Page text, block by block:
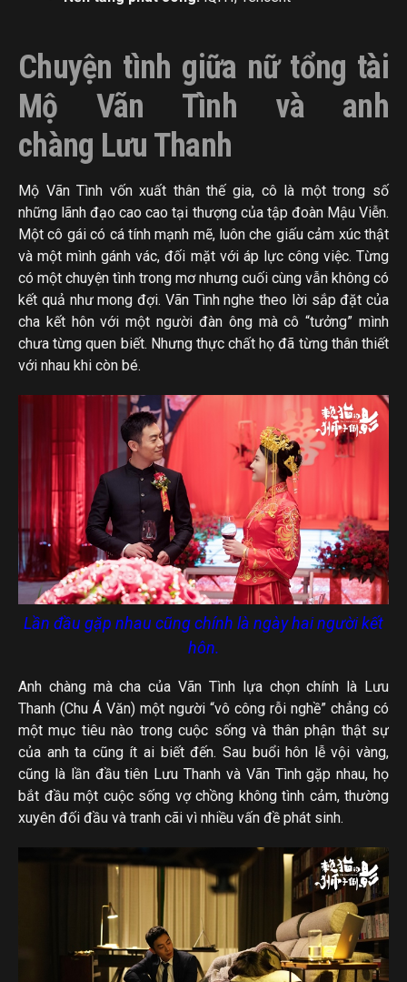
Chuyện tình giữa nữ tổng tài
Mộ Vãn Tình và anh
chàng Lưu Thanh
Mộ Vãn Tình vốn xuất thân thế gia, cô là một trong số
những lãnh đạo cao cao tại thượng của tập đoàn Mậu Viễn.
Một cô gái có cá tính mạnh mẽ, luôn che giấu cảm xúc thật
và một mình gánh vác, đối mặt với áp lực công việc. Từng
có một chuyện tình trong mơ nhưng cuối cùng vẫn không có
kết quả như mong đợi. Vãn Tình nghe theo lời sắp đặt của
cha kết hôn với một người đàn ông mà cô “tưởng” mình
chưa từng quen biết. Nhưng thực chất họ đã từng thân thiết
với nhau khi còn bé.
Lần đầu gặp nhau cũng chính là ngày hai người kết
hôn.
Anh chàng mà cha của Vãn Tình lựa chọn chính là Lưu
Thanh (Chu Á Văn) một người “vô công rỗi nghề” chẳng có
một mục tiêu nào trong cuộc sống và thân phận thật sự
của anh ta cũng ít ai biết đến. Sau buổi hôn lễ vội vàng,
cũng là lần đầu tiên Lưu Thanh và Vãn Tình gặp nhau, họ
bắt đầu một cuộc sống vợ chồng không tình cảm, thường
xuyên đối đầu và tranh cãi vì nhiều vấn đề phát sinh.